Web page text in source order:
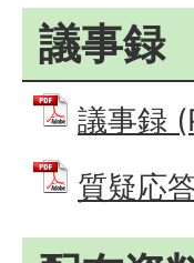
議事録
議事録
質疑応